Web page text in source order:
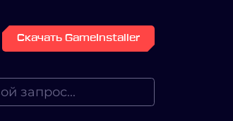
Скачать GameInstaller